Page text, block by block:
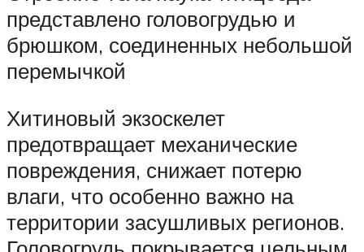
представлено головогрудью и
брюшком, соединенных небольшой
перемычкой
Хитиновый экзоскелет
предотвращает механические
повреждения, снижает потерю
влаги, что особенно важно на
территории засушливых регионов.